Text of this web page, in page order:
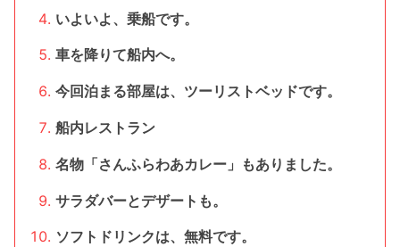
いよいよ、乗船です。
車を降りて船内へ。
今回泊まる部屋は、ツーリストベッドです。
船内レストラン
名物「さんふらわあカレー」もありました。
サラダバーとデザートも。
ソフトドリンクは、無料です。